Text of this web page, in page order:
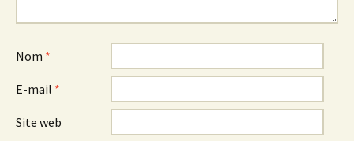
Nom *
E-mail *
Site web